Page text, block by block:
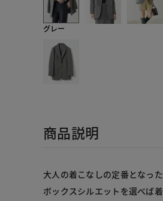
グレー
商品説明
大人の着こなしの定番となっ
ボックスシルエットを選べば